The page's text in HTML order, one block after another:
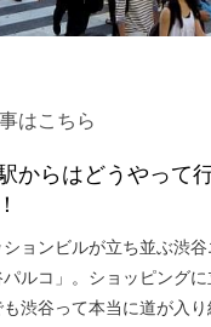
はこちら
からはどうやって
ションビルが立ち並ぶ渋
パルコ」。ショッピング
渋谷って本当に道が入